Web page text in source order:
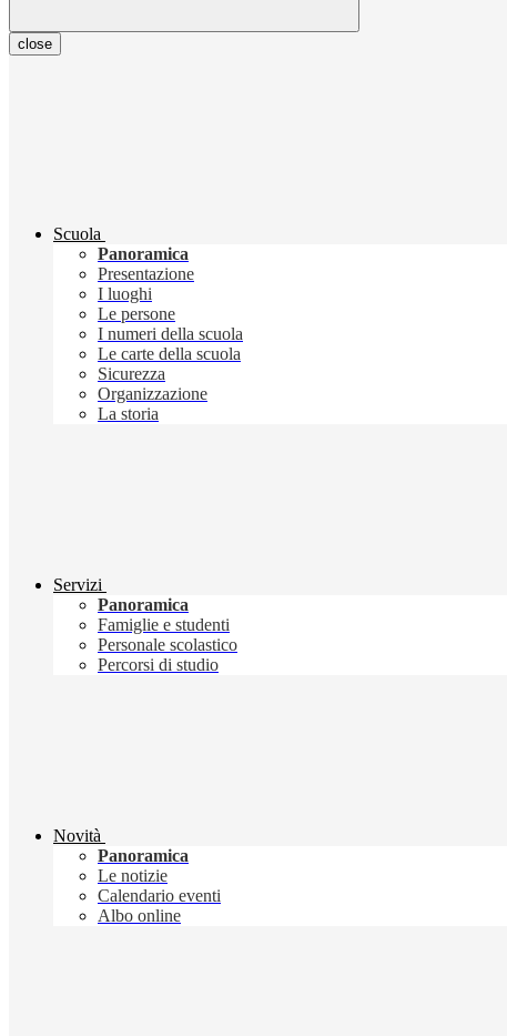
close
Scuola
Panoramica
Presentazione
I luoghi
Le persone
I numeri della scuola
Le carte della scuola
Sicurezza
Organizzazione
La storia
Servizi
Panoramica
Famiglie e studenti
Personale scolastico
Percorsi di studio
Novità
Panoramica
Le notizie
Calendario eventi
Albo online